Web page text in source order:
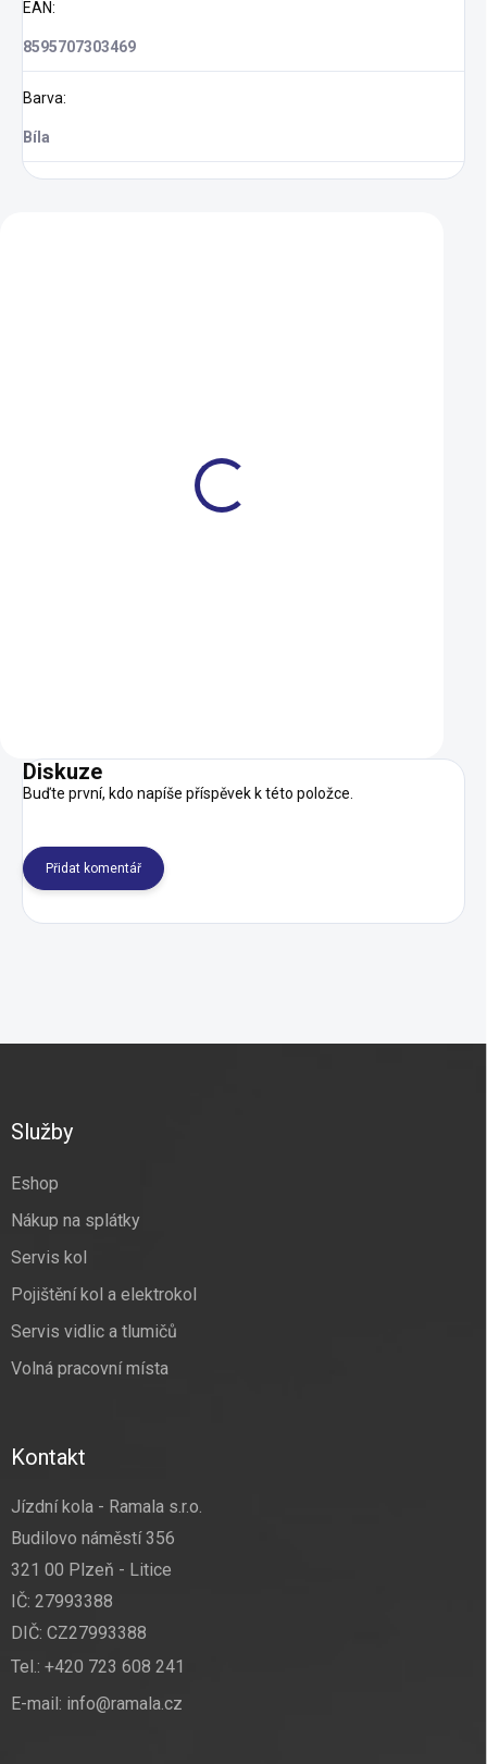
EAN:
8595707303469
Barva:
Bíla
Diskuze
Buďte první, kdo napíše příspěvek k této položce.
Přidat komentář
Služby
Eshop
Nákup na splátky
Servis kol
Pojištění kol a elektrokol
Servis vidlic a tlumičů
Volná pracovní místa
Kontakt
Jízdní kola - Ramala s.r.o.
Budilovo náměstí 356
321 00 Plzeň - Litice
IČ: 27993388
DIČ: CZ27993388
Tel.: +420 723 608 241
E-mail: info@ramala.cz